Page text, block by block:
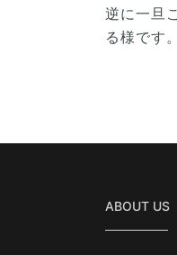
逆に一旦
る様です。
ABOUT US